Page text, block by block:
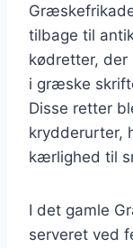
tilbage til
kødretter, der
i græske
Disse retter
krydderurter,
kærlighed til
I det gamle
serveret ved